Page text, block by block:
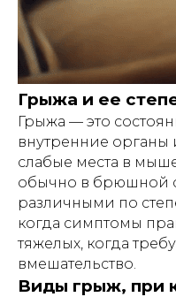
Грыжа и ее
Грыжа — это
внутренние органы
слабые места в
обычно в брюшной
различными по
когда симптомы
тяжелых, когда
вмешательство.
Виды грыж, при